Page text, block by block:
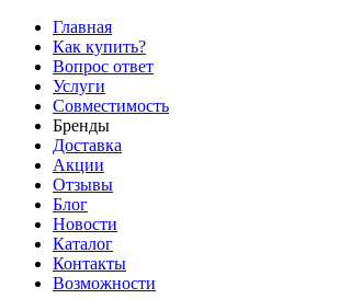
Главная
Как купить?
Вопрос ответ
Услуги
Совместимость
Бренды
Доставка
Акции
Отзывы
Блог
Новости
Каталог
Контакты
Возможности